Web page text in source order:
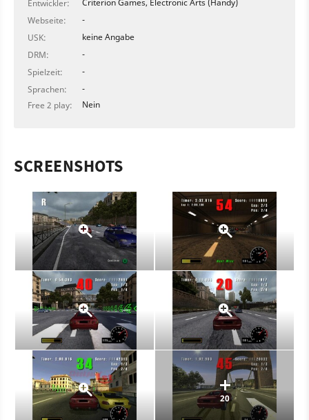
Entwickler:
Criterion Games, Electronic Arts (Handy)
Webseite:
-
USK:
keine Angabe
DRM:
-
Spielzeit:
-
Sprachen:
-
Free 2 play:
Nein
SCREENSHOTS
20